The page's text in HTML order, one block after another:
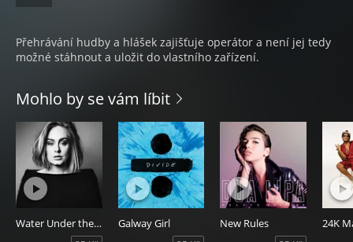
Přehrávání hudby a hlášek zajišťuje operátor a není jej tedy
možné stáhnout a uložit do vlastního zařízení.
Mohlo by se vám líbit
Water Under the Bridge Galway Girl New Rules 24K